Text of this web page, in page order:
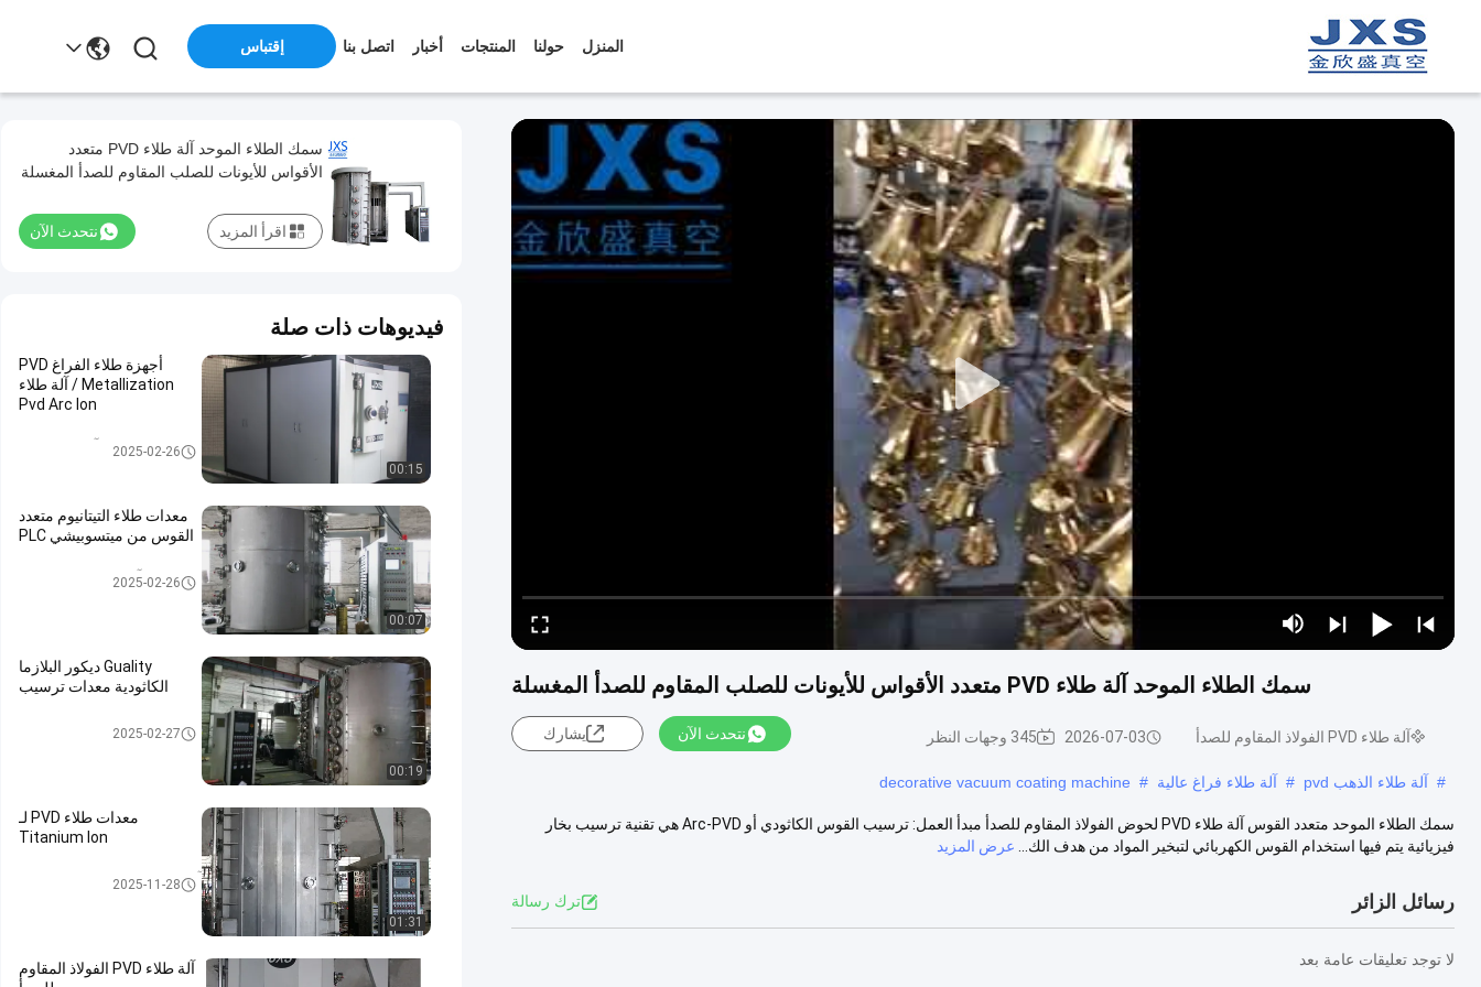
المنزل حولنا المنتجات أخبار اتصل بنا إقتباس
سمك الطلاء الموحد آلة طلاء PVD متعدد الأقواس للأيونات للصلب المقاوم للصدأ المغسلة
آلة طلاء PVD الفولاذ المقاوم للصدأ 2026-07-03 345 وجهات النظر نتحدث الآن يشارك
# آلة طلاء الذهب pvd # آلة طلاء فراغ عالية #
decorative vacuum coating machine
سمك الطلاء الموحد متعدد القوس آلة طلاء PVD لحوض الفولاذ المقاوم للصدأ مبدأ العمل: ترسيب القوس الكاثودي أو Arc-PVD هي تقنية ترسيب بخار
فيزيائية يتم فيها استخدام القوس الكهربائي لتبخير المواد من هدف الك...
عرض المزيد
رسائل الزائر ترك رسالة
لا توجد تعليقات عامة بعد
سمك الطلاء الموحد آلة طلاء PVD متعدد
الأقواس للأيونات للصلب المقاوم للصدأ المغسلة
نتحدث الآن اقرأ المزيد
فيديوهات ذات صلة
00:15
أجهزة طلاء الفراغ PVD
Metallization / آلة طلاء
Pvd Arc Ion
PVD آلة طلاء الفراغ
2025-02-26
00:07
معدات طلاء التيتانيوم متعدد
القوس من ميتسوبيشي PLC
آلة طلاء نتريد التيتانيوم2025-02-26
00:19
Guality ديكور البلازما
الكاثودية معدات ترسيب
معدات ترسيب القوس الكاثودي
2025-02-27
01:31
معدات طلاء PVD لـ
Titanium Ion
آلة طلاء PVD الفولاذ المقاوم للصد2025-11-28
آلة طلاء PVD الفولاذ المقاوم